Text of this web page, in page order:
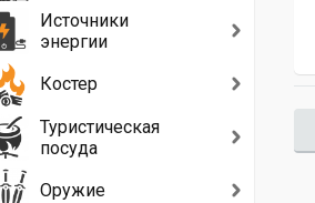
Источники
энергии
Костер
Туристическая
посуда
Оружие